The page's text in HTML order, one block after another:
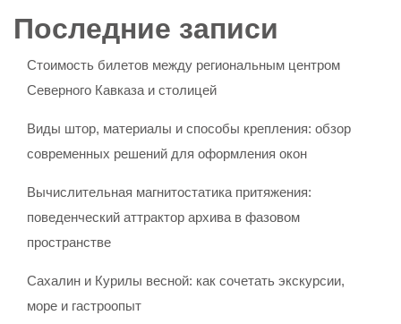
Последние записи
Стоимость билетов между региональным центром
Северного Кавказа и столицей
Виды штор, материалы и способы крепления: обзор
современных решений для оформления окон
Вычислительная магнитостатика притяжения:
поведенческий аттрактор архива в фазовом
пространстве
Сахалин и Курилы весной: как сочетать экскурсии,
море и гастроопыт